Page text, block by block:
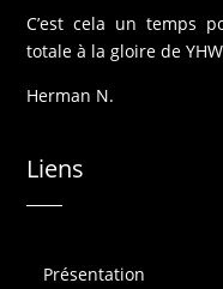
C’est cela un temps
totale à la gloire de
Herman N.
Liens
Présentation